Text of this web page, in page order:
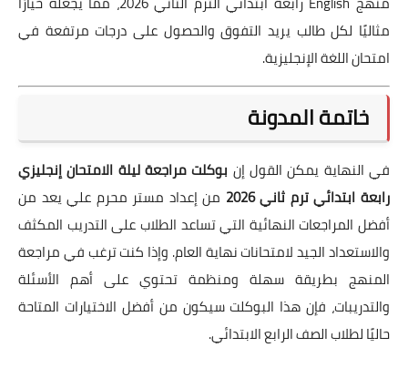
مثاليًا لكل طالب يريد التفوق والحصول على درجات مرتفعة في
امتحان اللغة الإنجليزية.
خاتمة المدونة
في النهاية يمكن القول إن بوكلت مراجعة ليلة الامتحان إنجليزي
رابعة ابتدائي ترم ثاني 2026
من إعداد مستر محرم علي يعد من
أفضل المراجعات النهائية التي تساعد الطلاب على التدريب المكثف
والاستعداد الجيد لامتحانات نهاية العام. وإذا كنت ترغب في مراجعة
المنهج بطريقة سهلة ومنظمة تحتوي على أهم الأسئلة
والتدريبات، فإن هذا البوكلت سيكون من أفضل الاختيارات المتاحة
حاليًا لطلاب الصف الرابع الابتدائي.